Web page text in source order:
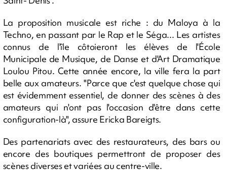
La proposition musicale est riche : du Maloya à la
Techno, en passant par le Rap et le Séga... Les artistes
connus de l'île côtoieront les élèves de l'École
Municipale de Musique, de Danse et d'Art Dramatique
Loulou Pitou. Cette année encore, la ville fera la part
belle aux amateurs. "Parce que c'est quelque chose qui
est évidemment essentiel, de donner des scènes à des
amateurs qui n'ont pas l'occasion d'être dans cette
configuration-là", assure Ericka Bareigts.
Des partenariats avec des restaurateurs, des bars ou
encore des boutiques permettront de proposer des
scènes diverses et variées au centre-ville.